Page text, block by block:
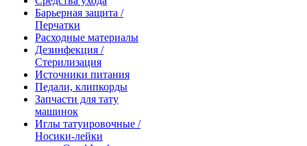
Барьерная защита /
Перчатки
Расходные материалы
Дезинфекция /
Стерилизация
Источники питания
Педали, клипкорды
Запчасти для тату
машинок
Иглы татуировочные /
Носики-лейки